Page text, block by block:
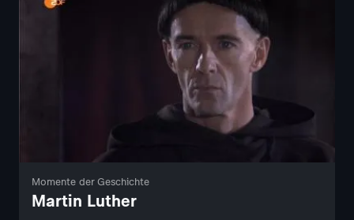
Momente der Geschichte
Martin Luther